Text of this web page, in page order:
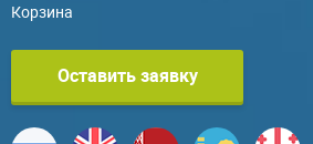
Корзина
Оставить заявку